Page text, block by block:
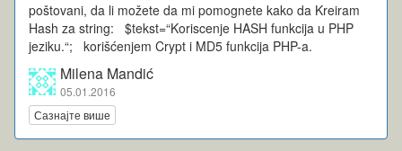
poštovani, da li možete da mi pomognete kako da Kreiram
Hash za string: $tekst=“Koriscenje HASH funkcija u PHP
jeziku.“; korišćenjem Crypt i MD5 funkcija PHP-a.
Milena Mandić
05.01.2016
Сазнајте више